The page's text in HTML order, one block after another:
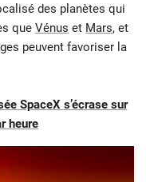
des planètes qui
que Vénus et Mars, et
peuvent favoriser la
SpaceX s’écrase sur
heure